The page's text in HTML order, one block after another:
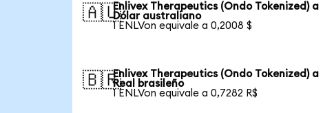
🇦🇺Enlivex Therapeutics (Ondo Tokenized) a
Dólar australiano
1 ENLVon equivale a 0,2008 $
🇧🇷Enlivex Therapeutics (Ondo Tokenized) a
Real brasileño
1 ENLVon equivale a 0,7282 R$